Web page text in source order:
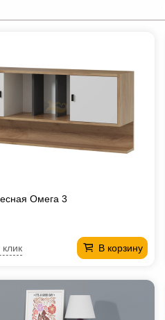
Омега 3
В корзину
клик